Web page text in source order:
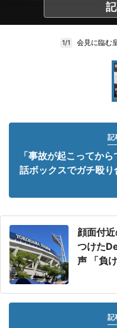
1/1 会見に臨む
記
「事故が起こってか
話ボックスでガチ殴
顔面付
つけた
声 「負
記